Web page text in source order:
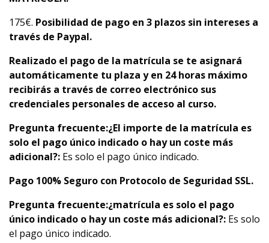
175€. Posibilidad de pago en 3 plazos sin intereses a
través de Paypal.
Realizado el pago de la matrícula se te asignará
automáticamente tu plaza y en 24 horas máximo
recibirás a través de correo electrónico sus
credenciales personales de acceso al curso.
Pregunta frecuente:¿El importe de la matrícula es
solo el pago único indicado o hay un coste más
adicional?: Es solo el pago único indicado.
Pago 100% Seguro con Protocolo de Seguridad SSL.
Pregunta frecuente:¿matrícula es solo el pago
único indicado o hay un coste más adicional?: Es solo
el pago único indicado.